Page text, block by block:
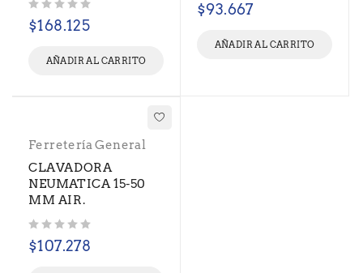
$168.125
AÑADIR AL CARRITO
$93.667
AÑADIR AL CARRITO
Ferretería General
CLAVADORA
NEUMATICA 15-50
MM AIR.
$107.278